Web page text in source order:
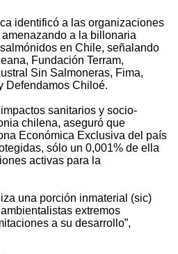
identificó a las organizaciones
a la billonaria
en Chile, señalando
Fundación Terram,
Sin Salmoneras, Fima,
Defendamos Chiloé.
sanitarios y socio-
chilena, aseguró que
Económica Exclusiva del país
sólo un 0,001% de ella
activas para la
una porción inmaterial (sic)
extremos
a su desarrollo”,